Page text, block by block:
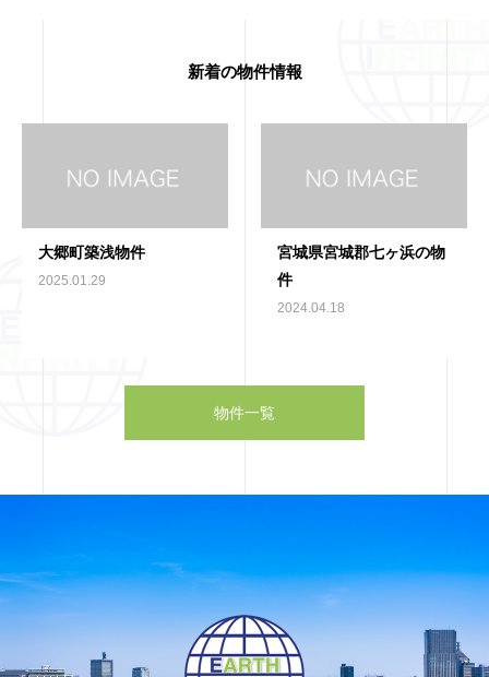
新着の物件情報
大郷町築浅物件
2025.01.29
宮城県宮城郡七ヶ浜の物
件
2024.04.18
物件一覧